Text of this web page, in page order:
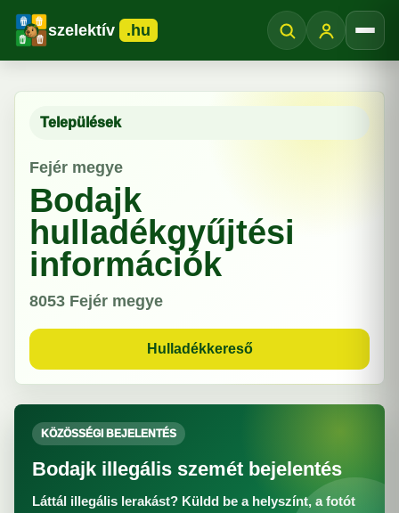
szelektív .hu
Települések
Fejér megye
Bodajk
hulladékgyűjtési
információk
8053 Fejér megye
Hulladékkereső
KÖZÖSSÉGI BEJELENTÉS
Bodajk illegális szemét bejelentés
Láttál illegális lerakást? Küldd be a helyszínt, a fotót